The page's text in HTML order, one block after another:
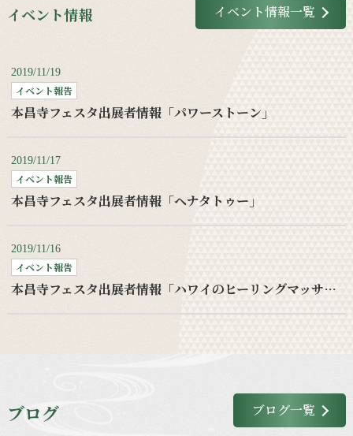
イベント情報 イベント情報一覧
2019/11/19
イベント報告
本昌寺フェスタ出展者情報「パワーストーン」
2019/11/17
イベント報告
本昌寺フェスタ出展者情報「ヘナタトゥー」
2019/11/16
イベント報告
本昌寺フェスタ出展者情報「ハワイのヒーリングマッサージ」
ブログ ブログ一覧